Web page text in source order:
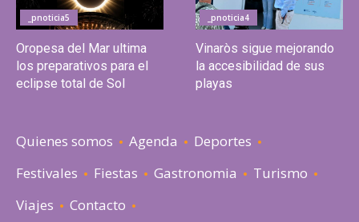
_pnoticia5
Oropesa del Mar ultima
los preparativos para el
eclipse total de Sol
_pnoticia4
Vinaròs sigue mejorando
la accesibilidad de sus
playas
Quienes somos Agenda
Deportes
Festivales
Fiestas Gastronomia
Turismo
Viajes
Contacto